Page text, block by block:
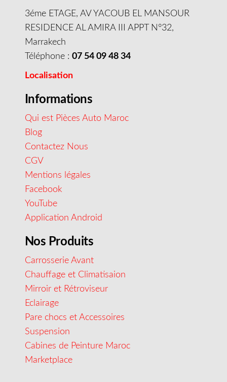
3éme ETAGE, AV YACOUB EL MANSOUR
RESIDENCE AL AMIRA III APPT N°32,
Marrakech
Téléphone : 07 54 09 48 34
Localisation
Informations
Qui est Pièces Auto Maroc
Blog
Contactez Nous
CGV
Mentions légales
Facebook
YouTube
Application Android
Nos Produits
Carrosserie Avant
Chauffage et Climatisaion
Mirroir et Rétroviseur
Eclairage
Pare chocs et Accessoires
Suspension
Cabines de Peinture Maroc
Marketplace